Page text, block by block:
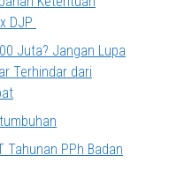
DJP
Juta? Jangan Lupa
Terhindar dari
Tahunan PPh Badan